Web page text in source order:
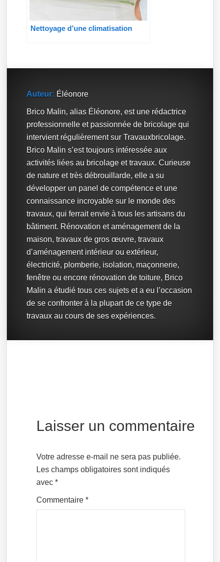
Nettoyage d’une climatisation
Auteur: Éléonore
Brico Malin, alias Éléonore, est une rédactrice
professionnelle et passionnée de bricolage qui
intervient régulièrement sur Travauxbricolage.
Brico Malin s’est toujours intéressée aux
activités liées au bricolage et travaux. Curieuse
de nature et très débrouillarde, elle a su
développer un panel de compétence et une
connaissance incroyable sur le monde des
travaux, qui ferrait envie à tous les artisans du
bâtiment. Rénovation et aménagement de la
maison, travaux de gros œuvre, travaux
d’aménagement intérieur ou extérieur,
électricité, plomberie, isolation, maçonnerie,
fenêtre ou encore rénovation de toiture, Brico
Malin a étudié tous ces sujets et a eu l’occasion
de se confronter à la plupart de ce type de
travaux au cours de ses expériences.
Laisser un commentaire
Votre adresse e-mail ne sera pas publiée.
Les champs obligatoires sont indiqués
avec*
Commentaire*